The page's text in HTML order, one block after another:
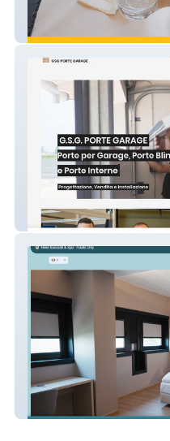
Alba Julia
GSG PORTE VERONA
Hotel Saccardi